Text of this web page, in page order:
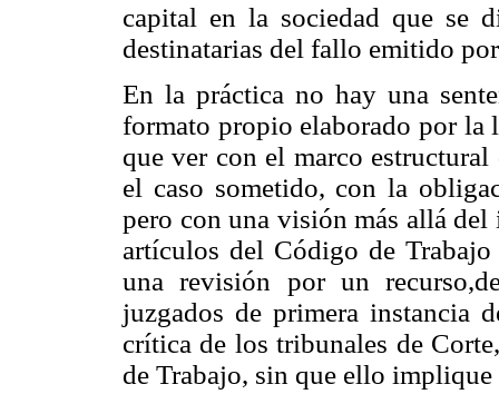
capital en la sociedad que se
destinatarias del fallo emitido
En la práctica no hay una
formato propio elaborado por la
que ver con el marco
el caso sometido, con la
pero con una visión más allá
artículos del Código de
una revisión por un
juzgados de primera instancia
crítica de los tribunales de
de Trabajo, sin que ello